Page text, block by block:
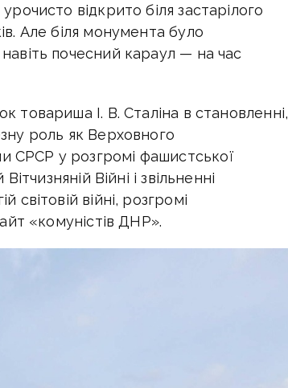
відкрито біля застарілого
Але біля монумента було
почесний караул — на час
товариша І. В. Сталіна в становленні,
роль як Верховного
СРСР у розгромі фашистської
Війні і звільненні
світовій війні, розгромі
«комуністів ДНР».